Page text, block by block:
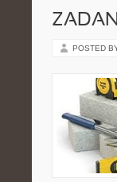
POSTED